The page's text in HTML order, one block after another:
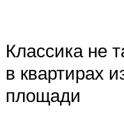
Классика не
в квартирах
площади